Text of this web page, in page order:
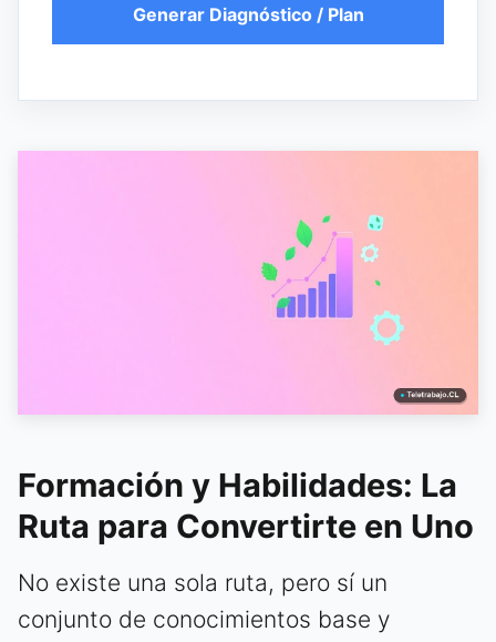
Generar Diagnóstico / Plan
Formación y Habilidades: La
Ruta para Convertirte en Uno
No existe una sola ruta, pero sí un
conjunto de conocimientos base y